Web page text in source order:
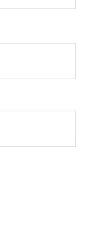
25m²
2.6